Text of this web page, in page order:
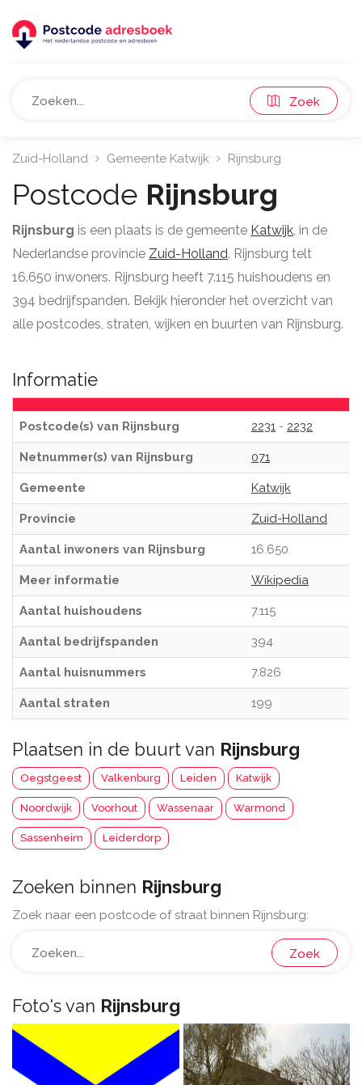
Zoek
Zuid-Holland Gemeente Katwijk Rijnsburg
Postcode Rijnsburg
Rijnsburg is een plaats is de gemeente Katwijk, in de
Nederlandse provincie Zuid-Holland. Rijnsburg telt
16.650 inwoners. Rijnsburg heeft 7.115 huishoudens en
394 bedrijfspanden. Bekijk hieronder het overzicht van
alle postcodes, straten, wijken en buurten van Rijnsburg.
Informatie
Postcode(s) van Rijnsburg 2231 - 2232
Netnummer(s) van Rijnsburg 071
Gemeente Katwijk
Provincie Zuid-Holland
Aantal inwoners van Rijnsburg 16.650
Meer informatie Wikipedia
Aantal huishoudens 7.115
Aantal bedrijfspanden 394
Aantal huisnummers 7.826
Aantal straten 199
Plaatsen in de buurt van Rijnsburg
Oegstgeest Valkenburg Leiden Katwijk
Noordwijk Voorhout Wassenaar Warmond
Sassenheim Leiderdorp
Zoeken binnen Rijnsburg
Zoek naar een postcode of straat binnen Rijnsburg:
Zoek
Foto's van Rijnsburg